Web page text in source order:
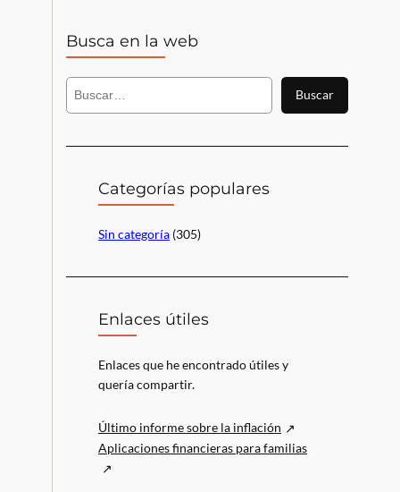
Busca en la web
B
c
Buscar
Categorías populares
Sin categoría (305)
Enlaces útiles
Enlaces que he encontrado útiles y
quería compartir.
Último informe sobre la inflación
Aplicaciones financieras para familias